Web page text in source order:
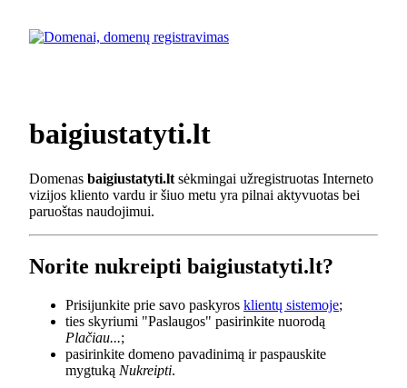
baigiustatyti.lt
Domenas baigiustatyti.lt sėkmingai užregistruotas Interneto
vizijos kliento vardu ir šiuo metu yra pilnai aktyvuotas bei
paruoštas naudojimui.
Norite nukreipti baigiustatyti.lt?
Prisijunkite prie savo paskyros klientų sistemoje;
ties skyriumi "Paslaugos" pasirinkite nuorodą
Plačiau...;
pasirinkite domeno pavadinimą ir paspauskite
mygtuką Nukreipti.